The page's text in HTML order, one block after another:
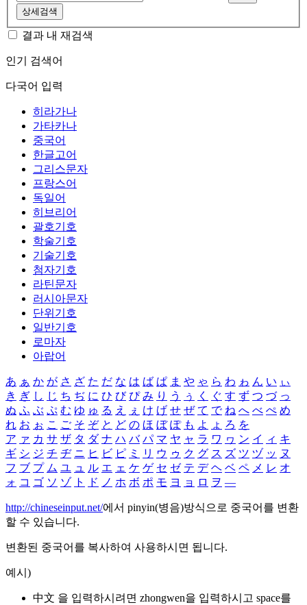
상세검색
결과 내 재검색
인기 검색어
다국어 입력
히라가나
가타카나
중국어
한글고어
그리스문자
프랑스어
독일어
히브리어
괄호기호
학술기호
기술기호
첨자기호
라틴문자
러시아문자
단위기호
일반기호
로마자
아랍어
あ ぁ か が さ ざ た だ な は ば ぱ ま や ゃ ら わ ゎ ん い ぃ
き ぎ し じ ち ぢ に ひ び ぴ み り う ぅ く ぐ す ず つ づ っ
ぬ ふ ぶ ぷ む ゆ ゅ る え ぇ け げ せ ぜ て で ね へ べ ぺ め
れ お ぉ こ ご そ ぞ と ど の ほ ぼ ぽ も よ ょ ろ を
ア ァ カ サ ザ タ ダ ナ ハ バ パ マ ヤ ャ ラ ワ ヮ ン イ ィ キ
ギ シ ジ チ ヂ ニ ヒ ビ ピ ミ リ ウ ゥ ク グ ス ズ ツ ヅ ッ ヌ
フ ブ プ ム ユ ュ ル エ ェ ケ ゲ セ ゼ テ デ ヘ ベ ペ メ レ オ
ォ コ ゴ ソ ゾ ト ド ノ ホ ボ ポ モ ヨ ョ ロ ヲ ―
http://chineseinput.net/에서 pinyin(병음)방식으로 중국어를 변환
할 수 있습니다.
변환된 중국어를 복사하여 사용하시면 됩니다.
예시)
中文 을 입력하시려면 zhongwen을 입력하시고 space를